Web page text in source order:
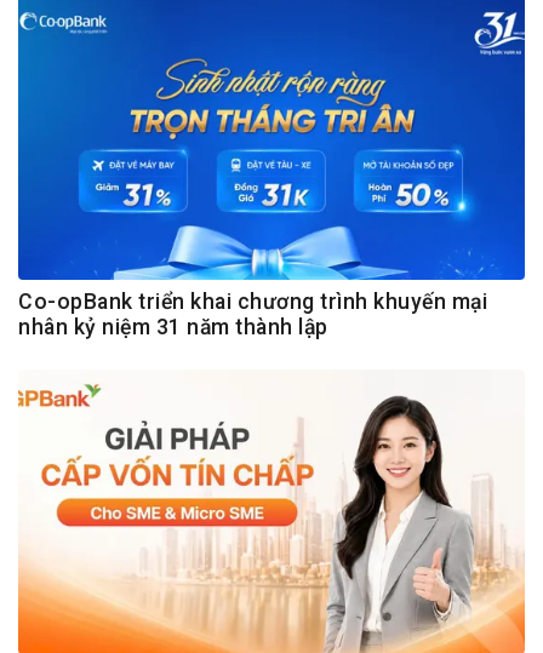
Co-opBank triển khai chương trình khuyến mại
nhân kỷ niệm 31 năm thành lập